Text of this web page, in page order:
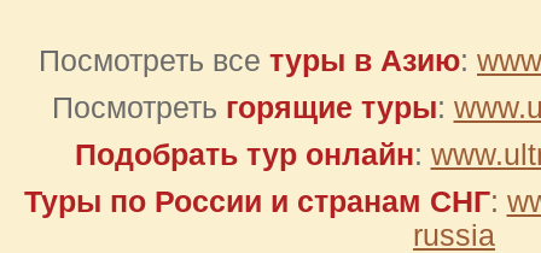
Посмотреть все туры в Азию:
Посмотреть горящие туры:
Подобрать тур онлайн:
Туры по России и странам СНГ:
russia